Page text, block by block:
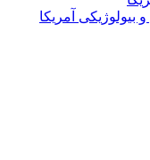
بیولوژیکی آمریکا